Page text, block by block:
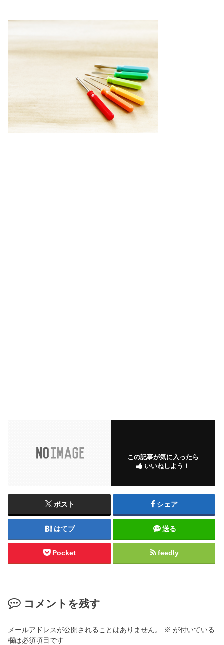
この記事が気に入ったら
いいねしよう！
ポスト シェア
はてブ 送る
Pocket feedly
コメントを残す
メールアドレスが公開されることはありません。 ※ が付いている
欄は必須項目です